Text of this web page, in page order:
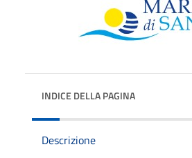
INDICE DELLA PAGINA
Descrizione